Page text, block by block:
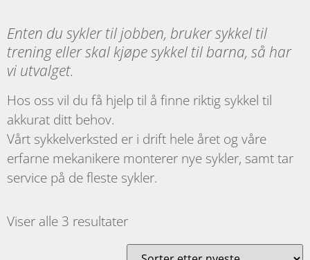
Enten du sykler til jobben, bruker sykkel til
trening eller skal kjøpe sykkel til barna, så har
vi utvalget.
Hos oss vil du få hjelp til å finne riktig sykkel til
akkurat ditt behov.
Vårt sykkelverksted er i drift hele året og våre
erfarne mekanikere monterer nye sykler, samt tar
service på de fleste sykler.
Viser alle 3 resultater